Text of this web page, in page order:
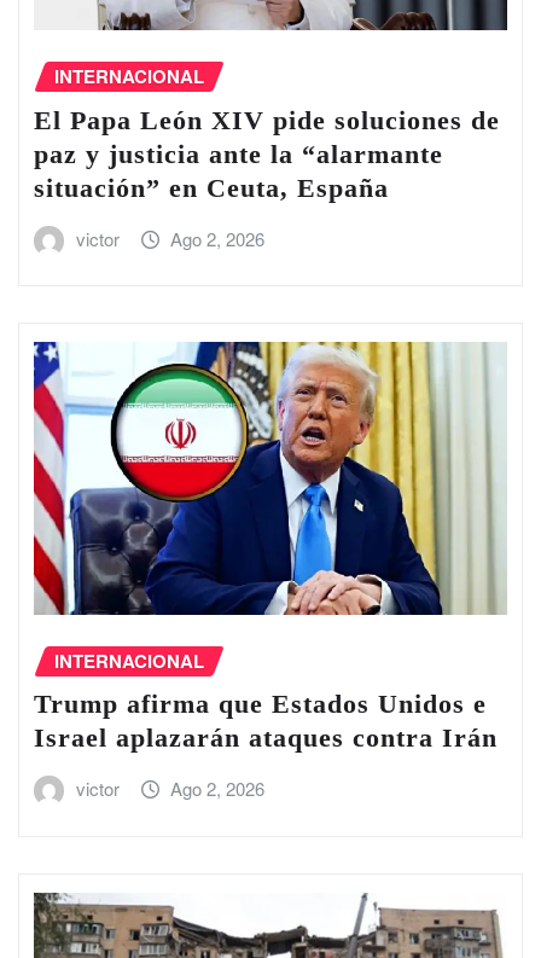
INTERNACIONAL
El Papa León XIV pide soluciones de
paz y justicia ante la “alarmante
situación” en Ceuta, España
victor Ago 2, 2026
INTERNACIONAL
Trump afirma que Estados Unidos e
Israel aplazarán ataques contra Irán
victor Ago 2, 2026